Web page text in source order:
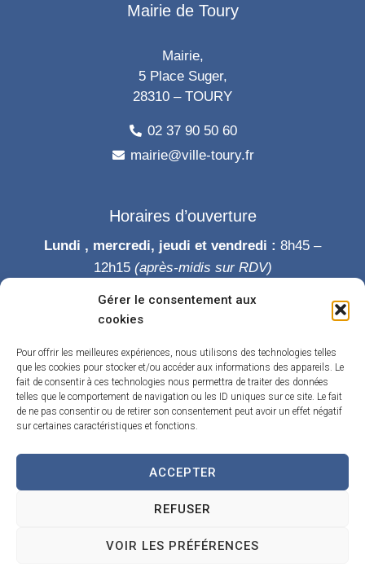
Gérer le consentement aux
cookies
Pour offrir les meilleures expériences, nous utilisons des technologies telles
que les cookies pour stocker et/ou accéder aux informations des appareils. Le
fait de consentir à ces technologies nous permettra de traiter des données
telles que le comportement de navigation ou les ID uniques sur ce site. Le fait
de ne pas consentir ou de retirer son consentement peut avoir un effet négatif
sur certaines caractéristiques et fonctions.
ACCEPTER
REFUSER
VOIR LES PRÉFÉRENCES
Mairie de Toury
Mairie,
5 Place Suger,
28310 – TOURY
02 37 90 50 60
mairie@ville-toury.fr
Horaires d’ouverture
Lundi , mercredi, jeudi et vendredi : 8h45 –
12h15 (après-midis sur RDV)
Accessibilité Contact
Traitement de données personnelles
Plan du site